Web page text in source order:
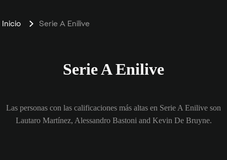
Inicio Serie A Enilive
Serie A Enilive
Las personas con las calificaciones más altas en Serie A Enilive son
Lautaro Martínez, Alessandro Bastoni and Kevin De Bruyne.